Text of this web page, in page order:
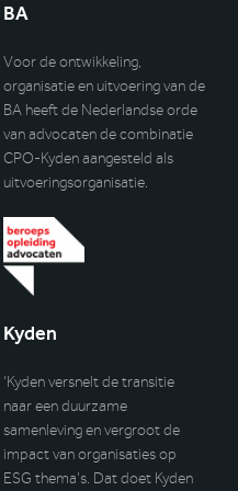
BA
Voor de ontwikkeling,
organisatie en uitvoering van de
BA heeft de Nederlandse orde
van advocaten de combinatie
CPO-Kyden aangesteld als
uitvoeringsorganisatie.
Kyden
‘Kyden versnelt de transitie
naar een duurzame
samenleving en vergroot de
impact van organisaties op
ESG thema’s. Dat doet Kyden